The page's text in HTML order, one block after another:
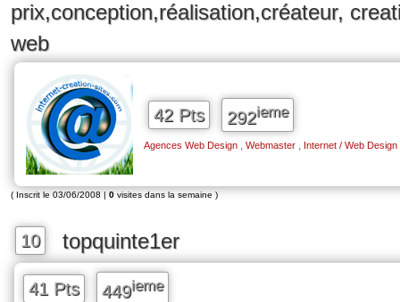
prix,conception,réalisation,créateur,
web
42 Pts 292ieme
Agences Web Design Webmaster Internet / Web Design
( Inscrit le 03/06/2008 | 0 visites dans la semaine )
10 topquinte1er
41 Pts 449ieme